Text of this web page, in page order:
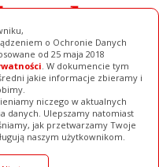
o Ochronie Danych
od 25 maja 2018
. W dokumencie tym
jakie informacje zbieramy i
niczego w aktualnych
danych. Ulepszamy natomiast
jak przetwarzamy Twoje
naszym użytkownikom.
Baza Firm Pełna Wersja